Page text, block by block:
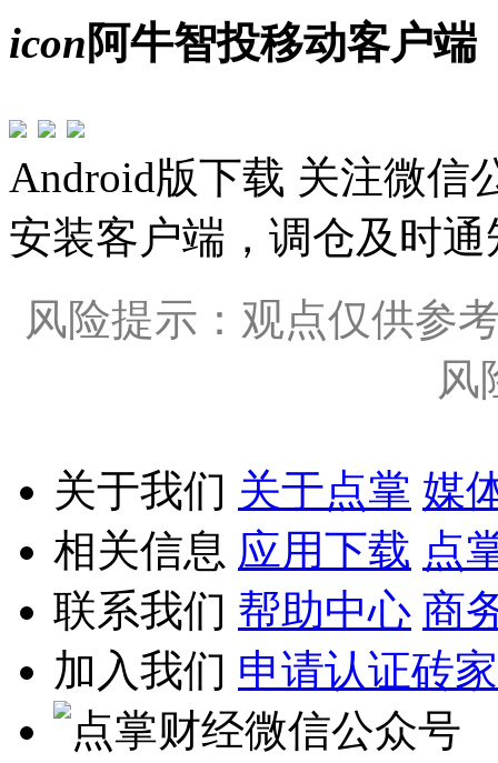
icon阿牛智投移动客户端
Android版下载 关注微信
安装客户端，调仓及时通
风险提示：观点仅供参
风
关于我们 关于点掌 媒
相关信息 应用下载 点
联系我们 帮助中心 商
加入我们 申请认证砖家